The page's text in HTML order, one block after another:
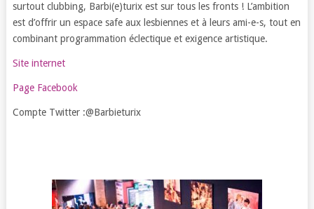
surtout clubbing, Barbi(e)turix est sur tous les fronts ! L’ambition
est d’offrir un espace safe aux lesbiennes et à leurs ami-e-s, tout en
combinant programmation éclectique et exigence artistique.
Site internet
Page Facebook
Compte Twitter :@Barbieturix